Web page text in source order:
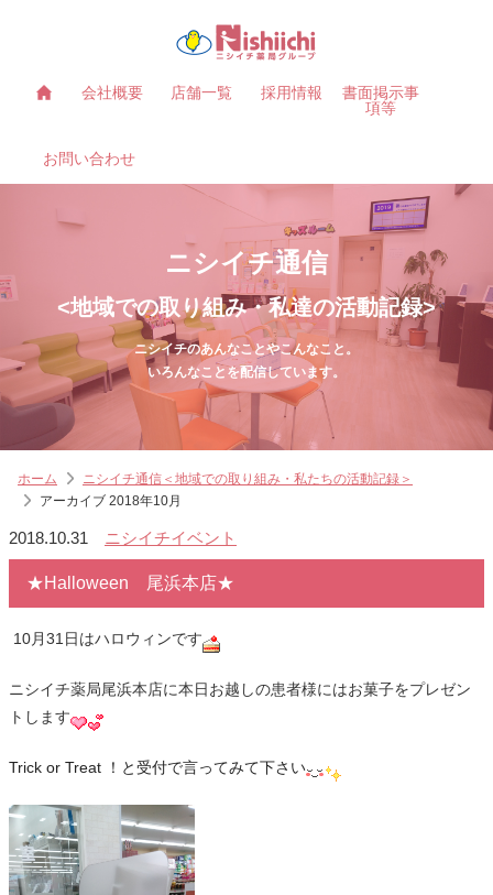
会社概要 店舗一覧 採用情報
書面掲示事
項等
お問い合わせ
ニシイチ通信
<地域での取り組み・私達の活動記録>
ニシイチのあんなことやこんなこと。
いろんなことを配信しています。
ホーム
ニシイチ通信＜地域での取り組み・私たちの活動記録＞
アーカイブ 2018年10月
2018.10.31 ニシイチイベント
★Halloween 尾浜本店★
10月31日はハロウィンです
ニシイチ薬局尾浜本店に本日お越しの患者様にはお菓子をプレゼン
トします
Trick or Treat ！と受付で言ってみて下さい